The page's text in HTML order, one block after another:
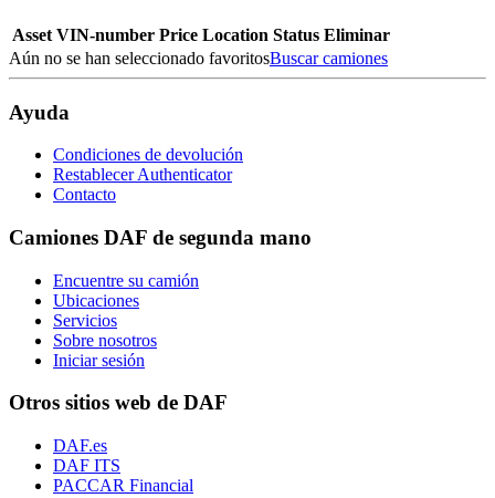
Asset VIN-number Price Location Status Eliminar
Aún no se han seleccionado favoritosBuscar camiones
Ayuda
Condiciones de devolución
Restablecer Authenticator
Contacto
Camiones DAF de segunda mano
Encuentre su camión
Ubicaciones
Servicios
Sobre nosotros
Iniciar sesión
Otros sitios web de DAF
DAF.es
DAF ITS
PACCAR Financial